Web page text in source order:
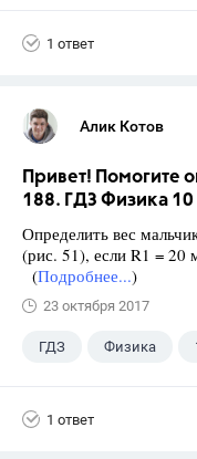
1 ответ
Алик Котов
Привет! Помогите
188. ГДЗ Физика
Определить вес
(рис. 51), если R1 =
(Подробнее...)
23 октября 2017
ГДЗ Физика
1 ответ